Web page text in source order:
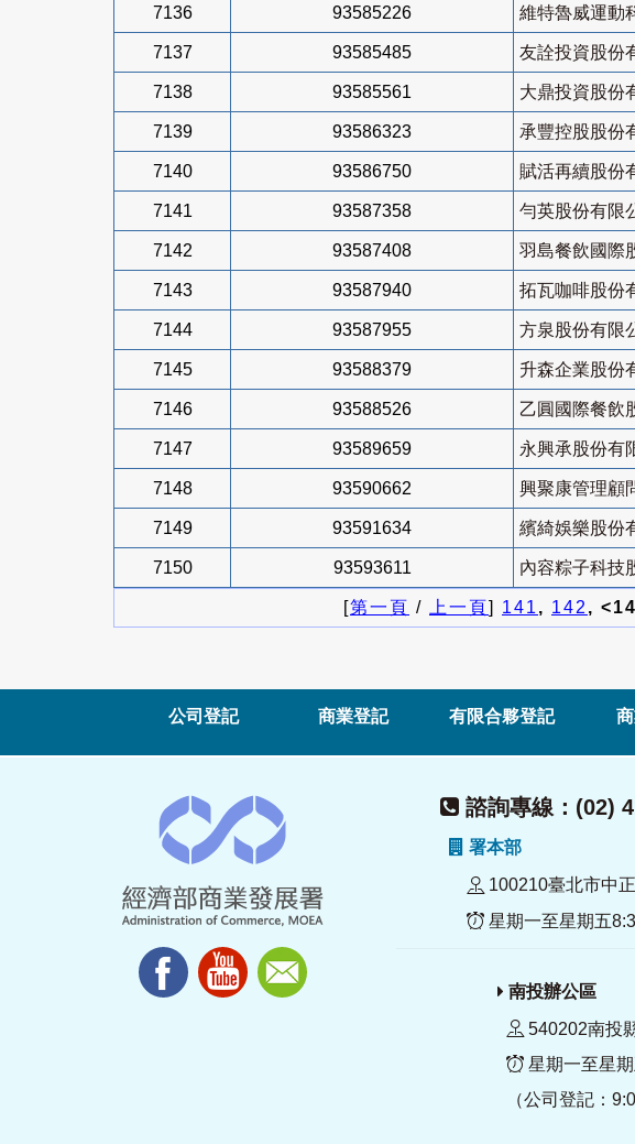
7136 93585226 維特魯威運動
7137 93585485 友詮投資股份
7138 93585561 大鼎投資股份
7139 93586323 承豐控股股份
7140 93586750 賦活再續股份
7141 93587358 勻英股份有限
7142 93587408 羽島餐飲國際
7143 93587940 拓瓦咖啡股份
7144 93587955 方泉股份有限
7145 93588379 升森企業股份
7146 93588526 乙圓國際餐飲
7147 93589659 永興承股份有
7148 93590662 興聚康管理顧
7149 93591634 繽綺娛樂股份
7150 93593611 內容粽子科技
[第一頁 / 上一頁] 141, 142,
公司登記 商業登記 有限合夥登記
諮詢專線：(02)
署本部
100210臺北市中
星期一至星期五
南投辦公區
540202南投
星期一至星
（公司登記：